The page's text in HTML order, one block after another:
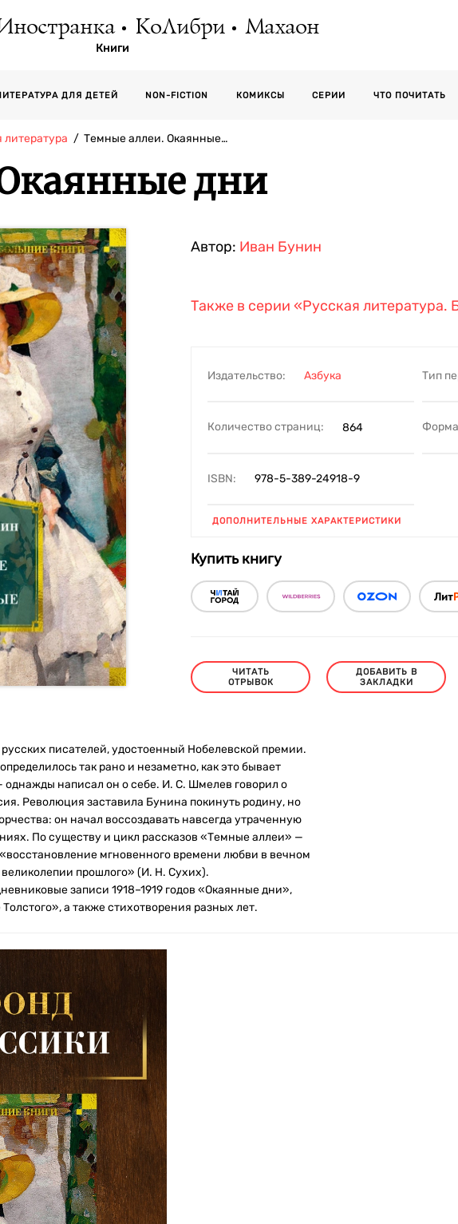
КоЛибри Махаон
Книги
ДЛЯ ДЕТЕЙ NON-FICTION КОМИКСЫ СЕРИИ ЧТО ПОЧИТАТЬ
литература Темные аллеи. Окаянные…
дни
Автор: Иван Бунин
Также в серии «Русская литература.
Издательство: Азбука Тип
Количество страниц: 864
ISBN: 978-5-389-24918-9
ДОПОЛНИТЕЛЬНЫЕ ХАРАКТЕРИСТИКИ
Купить книгу
ЧИТАТЬ
ОТРЫВОК
ДОБАВИТЬ В
ЗАКЛАДКИ
писателей, удостоенный Нобелевской премии.
так рано и незаметно, как это бывает
однажды написал он о себе. И. С. Шмелев говорил о
Революция заставила Бунина покинуть родину, но
он начал воссоздавать навсегда утраченную
По существу и цикл рассказов «Темные аллеи» —
мгновенного времени любви в вечном
прошлого» (И. Н. Сухих).
записи 1918–1919 годов «Окаянные дни»,
а также стихотворения разных лет.